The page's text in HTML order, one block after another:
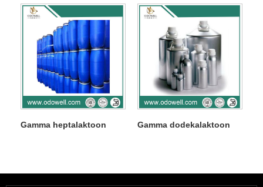
Gamma heptalaktoon Gamma dodekalaktoon